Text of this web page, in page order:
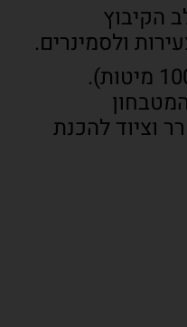
הקיבוץ
ולסמינרים.
באכסניות 22 חדרים (100 מיטות).
וציוד להכנת